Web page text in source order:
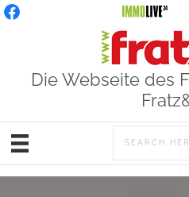
Die Webseite des